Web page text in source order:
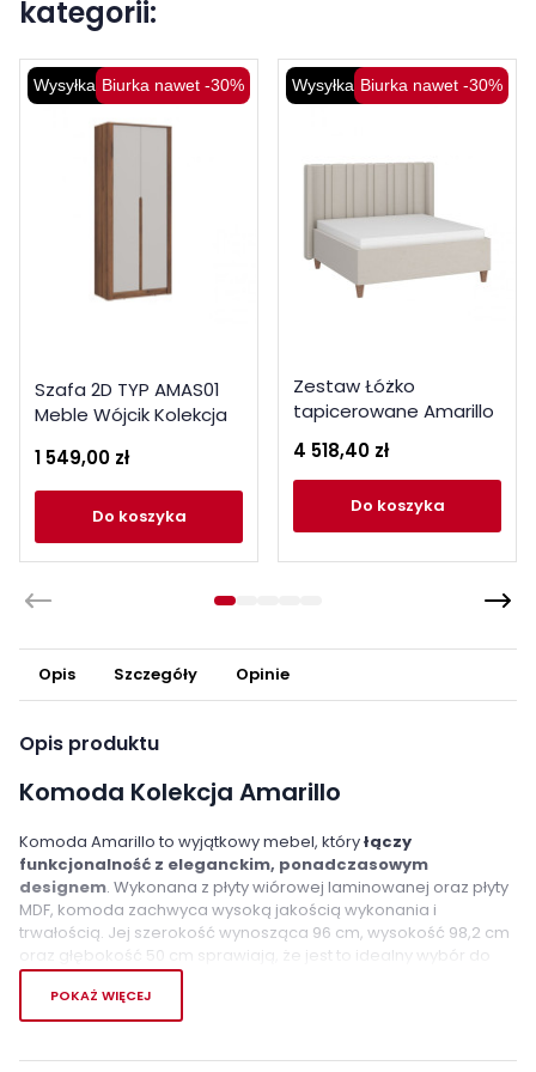
kategorii:
Wysyłka 48HBiurka nawet -30%
Szafa 2D TYP AMAS01
Meble Wójcik Kolekcja
1 549,00 zł
do koszyka
Wysyłka 48HBiurka nawet -30%
Zestaw Łóżko
tapicerowane Amarillo
Meble Wójcik Kolekcja
Amarillo
4 518,40 zł
do koszyka
Opis Szczegóły Opinie
Opis produktu
Komoda Kolekcja Amarillo
Komoda Amarillo to wyjątkowy mebel, któryłączy
funkcjonalność z eleganckim, ponadczasowym
designem. Wykonana z płyty wiórowej laminowanej oraz płyty
MDF, komoda zachwyca wysoką jakością wykonania i
trwałością. Jej szerokość wynosząca 96 cm, wysokość 98,2 cm
oraz głębokość 50 cm sprawiają, że jest to idealny wybór do
sypialni, salonu czy przedpokoju, gdzie liczy się zarówno
pojemność, jak i estetyka.
POKAŻ WIĘCEJ